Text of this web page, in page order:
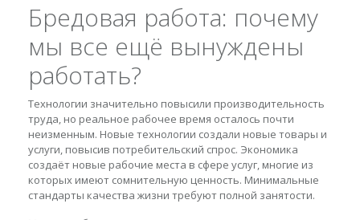
Бредовая работа: почему
мы все ещё вынуждены
работать?
Технологии значительно повысили производительность
труда, но реальное рабочее время осталось почти
неизменным. Новые технологии создали новые товары и
услуги, повысив потребительский спрос. Экономика
создаёт новые рабочие места в сфере услуг, многие из
которых имеют сомнительную ценность. Минимальные
стандарты качества жизни требуют полной занятости.